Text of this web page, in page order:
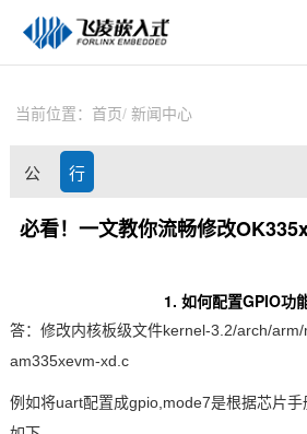
技术与支持
在线文档
关于飞凌
当前位置： 首页 新闻中心
公
司
行
必看！一文教你流畅修改
1. 如何配置GPIO功
答：修改内核板级文件kernel-3.2/arch/
am335xevm-xd.c
例如将uart配置成gpio,mode7是根据芯片手